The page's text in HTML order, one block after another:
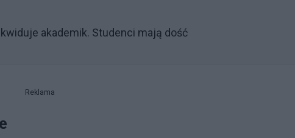
akademik. Studenci mają dość
Reklama